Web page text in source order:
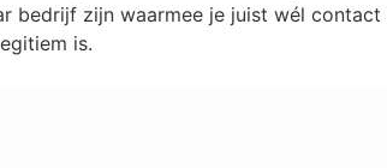
bedrijf zijn waarmee je juist wél
is.